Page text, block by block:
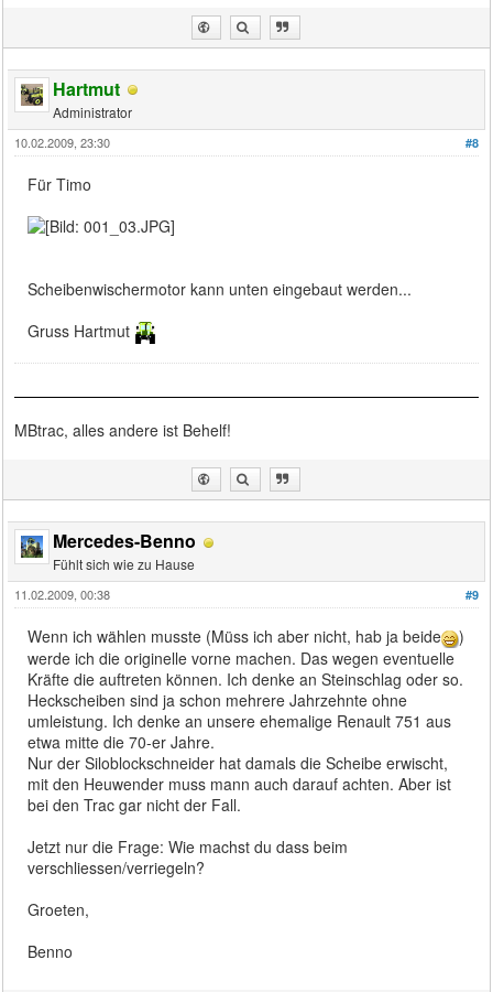
Hartmut
Administrator
#8
10.02.2009, 23:30
Für Timo
Scheibenwischermotor kann unten eingebaut werden...
Gruss Hartmut
MBtrac, alles andere ist Behelf!
Mercedes-Benno
Fühlt sich wie zu Hause
#9
11.02.2009, 00:38
Wenn ich wählen musste (Müss ich aber nicht, hab ja beide
)
werde ich die originelle vorne machen. Das wegen eventuelle
Kräfte die auftreten können. Ich denke an Steinschlag oder so.
Heckscheiben sind ja schon mehrere Jahrzehnte ohne
umleistung. Ich denke an unsere ehemalige Renault 751 aus
etwa mitte die 70-er Jahre.
Nur der Siloblockschneider hat damals die Scheibe erwischt,
mit den Heuwender muss mann auch darauf achten. Aber ist
bei den Trac gar nicht der Fall.
Jetzt nur die Frage: Wie machst du dass beim
verschliessen/verriegeln?
Groeten,
Benno